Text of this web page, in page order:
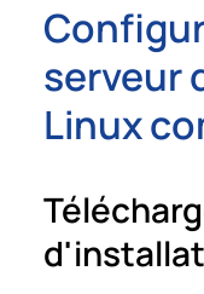
serveur
Linux